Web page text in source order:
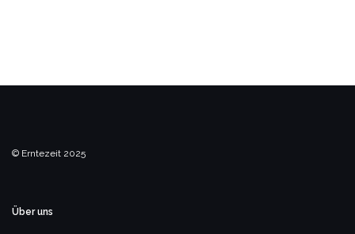
© Erntezeit 2025
Über uns